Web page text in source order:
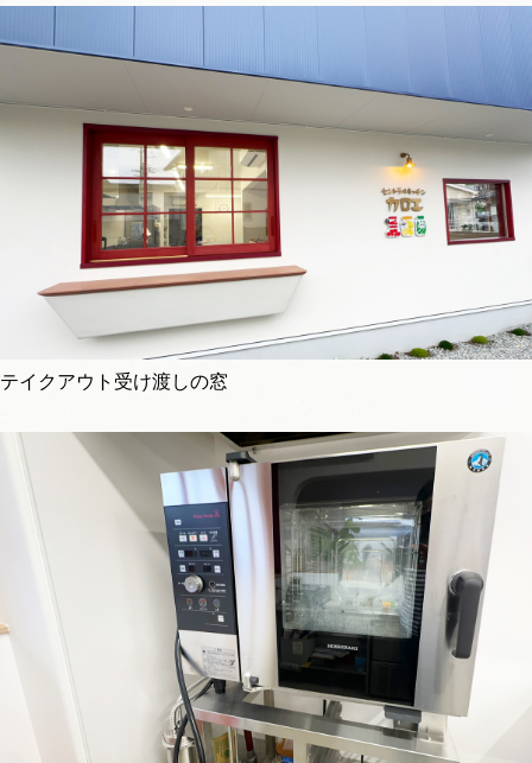
テイクアウト受け渡しの窓